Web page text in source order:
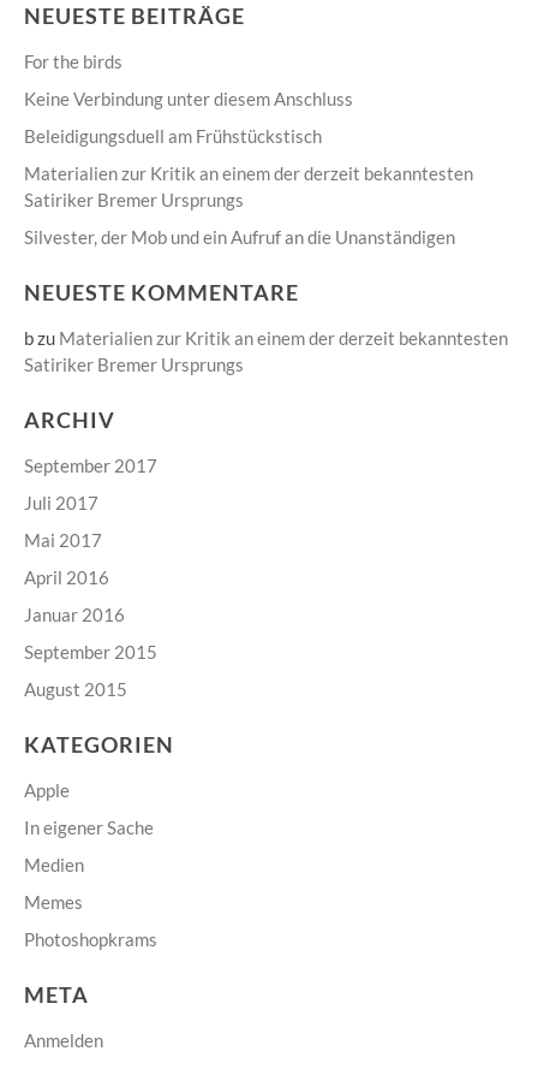
NEUESTE BEITRÄGE
For the birds
Keine Verbindung unter diesem Anschluss
Beleidigungsduell am Frühstückstisch
Materialien zur Kritik an einem der derzeit bekanntesten
Satiriker Bremer Ursprungs
Silvester, der Mob und ein Aufruf an die Unanständigen
NEUESTE KOMMENTARE
bzu Materialien zur Kritik an einem der derzeit bekanntesten
Satiriker Bremer Ursprungs
ARCHIV
September 2017
Juli 2017
Mai 2017
April 2016
Januar 2016
September 2015
August 2015
KATEGORIEN
Apple
In eigener Sache
Medien
Memes
Photoshopkrams
META
Anmelden